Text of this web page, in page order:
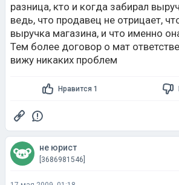
разница, кто и когда забирал
ведь, что продавец не отрицает,
выручка магазина, и что именно
Тем более договор о мат
вижу никаких проблем
Нравится 1
не юрист
[3686981546]